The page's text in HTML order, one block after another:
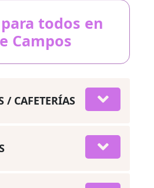
todos en
Campos
/ CAFETERÍAS